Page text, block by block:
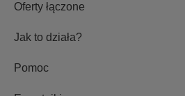
Oferty łączone
Jak to działa?
Pomoc